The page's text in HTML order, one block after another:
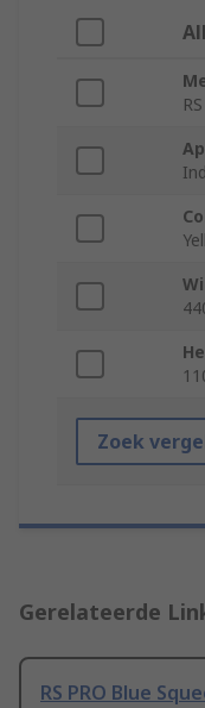
Zoek
Gerelateerde
RS PRO Blue